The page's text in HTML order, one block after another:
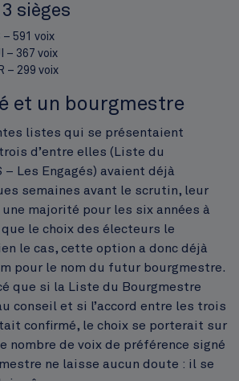
sièges
– 591 voix
– 367 voix
– 299 voix
et un bourgmestre
listes qui se présentaient
d’entre elles (Liste du
– Les Engagés) avaient déjà
semaines avant le scrutin, leur
majorité pour les six années à
le choix des électeurs le
le cas, cette option a donc déjà
pour le nom du futur bourgmestre.
que si la Liste du Bourgmestre
conseil et si l’accord entre les trois
confirmé, le choix se porterait sur
nombre de voix de préférence signé
ne laisse aucun doute : il se